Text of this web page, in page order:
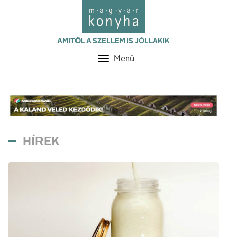
AMITŐL A SZELLEM IS JÓLLAKIK
Toggle
Menü
HÍREK